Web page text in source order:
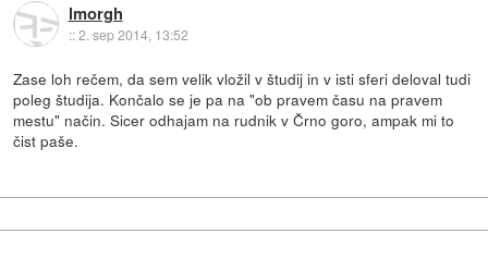
lmorgh
::2. sep 2014, 13:52
Zase loh rečem, da sem velik vložil v študij in v isti sferi deloval tudi
poleg študija. Končalo se je pa na "ob pravem času na pravem
mestu" način. Sicer odhajam na rudnik v Črno goro, ampak mi to
čist paše.